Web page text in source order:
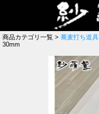
商品カテゴリ一覧 > 蕎麦打ち道具
30mm